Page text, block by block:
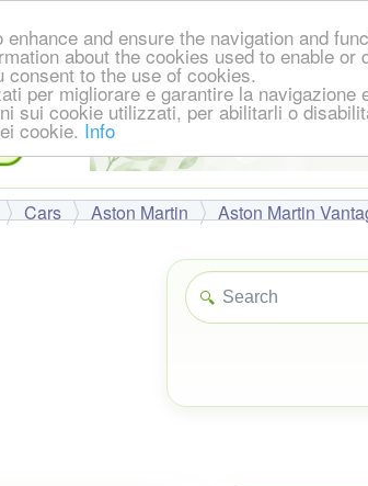
enhance and ensure the navigation and
about the cookies used to enable
consent to the use of cookies.
per migliorare e garantire la
sui cookie utilizzati, per abilitarli o
cookie. Info
Cars Aston Martin Aston Martin
🔍